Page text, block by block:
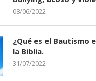
08/06/2022
¿Qué es el Bautismo
la Biblia.
31/07/2022